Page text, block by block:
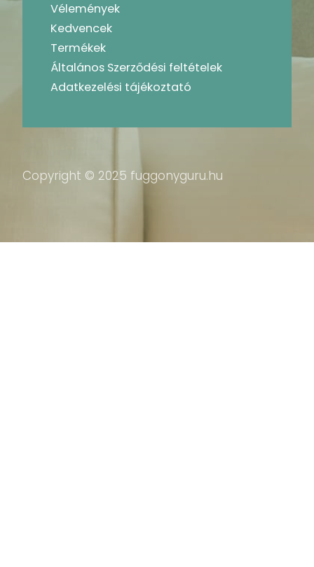
Vélemények
Kedvencek
Termékek
Általános Szerződési feltételek
Adatkezelési tájékoztató
Copyright © 2025 fuggonyguru.hu